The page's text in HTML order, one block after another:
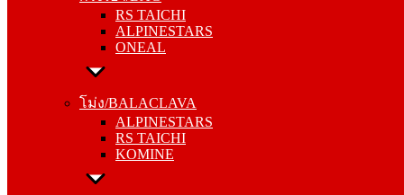
RS TAICHI
ALPINESTARS
ONEAL
โม่ง/BALACLAVA
ALPINESTARS
RS TAICHI
KOMINE
ONEAL
โม่ง/BALACLAVA
RS TAICHI
KOMINE
ชุดซับใน/INNER SUIT